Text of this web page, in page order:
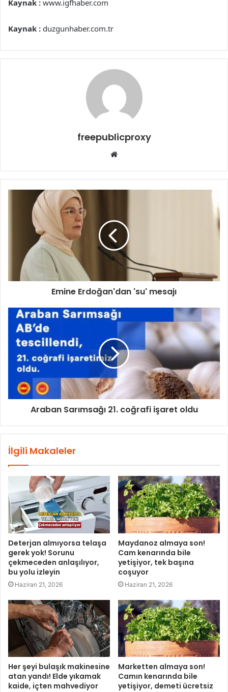
Kaynak : www.igfhaber.com
Kaynak : duzgunhaber.com.tr
freepublicproxy
Web
Emine Erdoğan'dan 'su' mesajı
Araban Sarımsağı 21. coğrafi işaret oldu
İlgili Makaleler
Deterjan almıyorsa telaşa
gerek yok! Sorunu
çekmeceden anlaşılıyor,
bu yolu izleyin
Haziran 21, 2026
Maydanoz almaya son!
Cam kenarında bile
yetişiyor, tek başına
coşuyor
Haziran 21, 2026
Her şeyi bulaşık makinesine
atan yandı! Elde yıkamak
kaide, içten mahvediyor
Marketten almaya son!
Camın kenarında bile
yetişiyor, demeti ücretsiz